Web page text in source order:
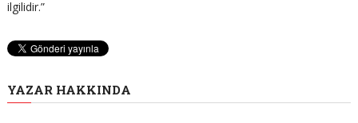
ilgilidir.”
YAZAR HAKKINDA